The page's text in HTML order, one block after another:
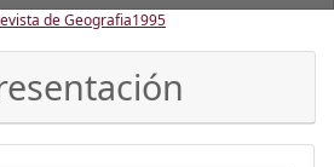
de Geografia1995